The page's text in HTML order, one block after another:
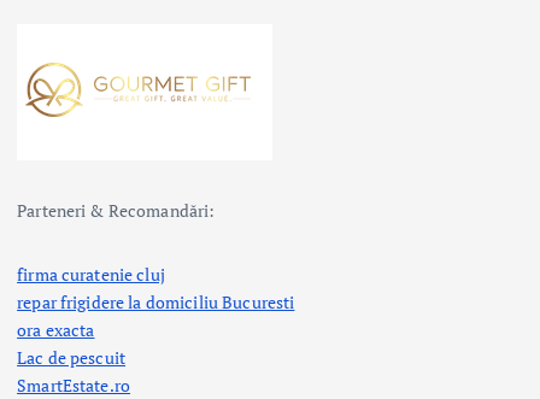
Parteneri & Recomandări:
firma curatenie cluj
repar frigidere la domiciliu Bucuresti
ora exacta
Lac de pescuit
SmartEstate.ro